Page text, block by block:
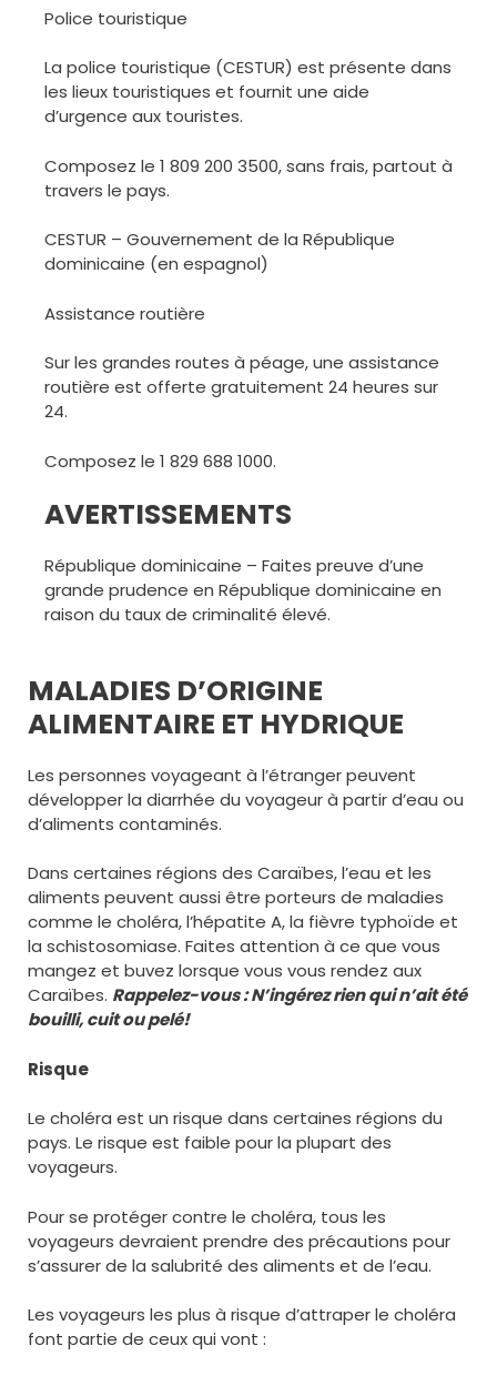
Police touristique
La police touristique (CESTUR) est présente dans
les lieux touristiques et fournit une aide
d’urgence aux touristes.
Composez le 1 809 200 3500, sans frais, partout à
travers le pays.
CESTUR – Gouvernement de la République
dominicaine (en espagnol)
Assistance routière
Sur les grandes routes à péage, une assistance
routière est offerte gratuitement 24 heures sur
24.
Composez le 1 829 688 1000.
AVERTISSEMENTS
République dominicaine – Faites preuve d’une
grande prudence en République dominicaine en
raison du taux de criminalité élevé.
MALADIES D’ORIGINE
ALIMENTAIRE ET HYDRIQUE
Les personnes voyageant à l’étranger peuvent
développer la diarrhée du voyageur à partir d’eau ou
d’aliments contaminés.
Dans certaines régions des Caraïbes, l’eau et les
aliments peuvent aussi être porteurs de maladies
comme le choléra, l’hépatite A, la fièvre typhoïde et
la schistosomiase. Faites attention à ce que vous
mangez et buvez lorsque vous vous rendez aux
Caraïbes. Rappelez-vous : N’ingérez rien qui n’ait été
bouilli, cuit ou pelé!
Risque
Le choléra est un risque dans certaines régions du
pays. Le risque est faible pour la plupart des
voyageurs.
Pour se protéger contre le choléra, tous les
voyageurs devraient prendre des précautions pour
s’assurer de la salubrité des aliments et de l’eau.
Les voyageurs les plus à risque d’attraper le choléra
font partie de ceux qui vont :